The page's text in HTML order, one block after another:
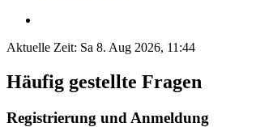
Aktuelle Zeit: Sa 8. Aug 2026, 11:44
Häufig gestellte Fragen
Registrierung und Anmeldung